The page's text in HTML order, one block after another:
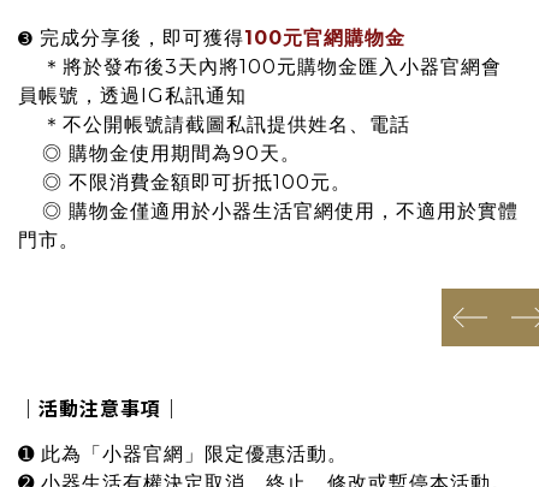
➌ 完成分享後，即可獲得100元官網購物金
＊將於發布後3天內將100元購物金匯入小器官網會
員帳號，透過IG私訊通知
＊不公開帳號請截圖私訊提供姓名、電話
◎ 購物金使用期間為90天 。
◎ 不限消費金額即可折抵100元 。
◎ 購物金僅適用於小器生活官網使用，不適用於實體
門市。
prev
｜活動注意事項｜
➊ 此為「小器官網」限定優惠活動。
➋ 小器生活有權決定取消、終止、修改或暫停本活動。